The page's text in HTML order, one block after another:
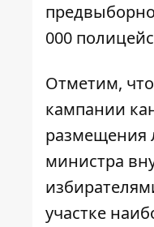
000
Отметим,
кампании
размещения
министра
участке